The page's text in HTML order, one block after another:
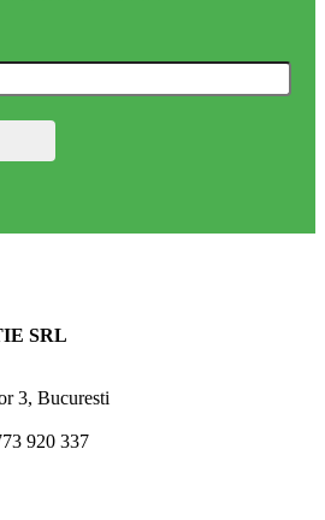
SRL
3, Bucuresti
920 337